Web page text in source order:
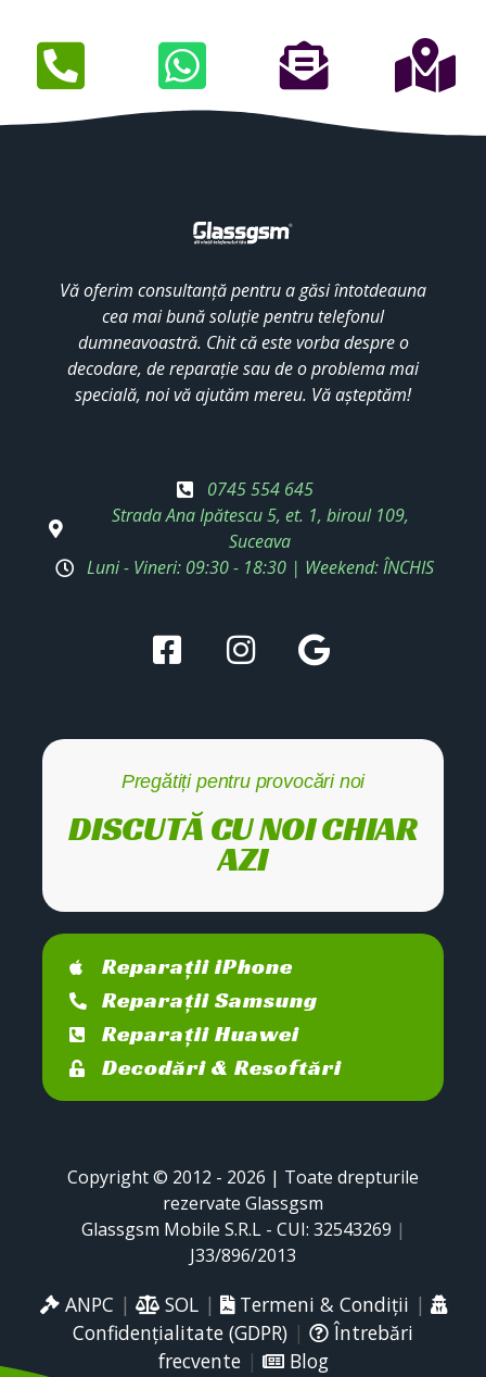
Vă oferim consultanță pentru a găsi întotdeauna
cea mai bună soluție pentru telefonul
dumneavoastră. Chit că este vorba despre o
decodare, de reparație sau de o problema mai
specială, noi vă ajutăm mereu. Vă așteptăm!
0745 554 645
Strada Ana Ipătescu 5, et. 1, biroul 109,
Suceava
Luni - Vineri: 09:30 - 18:30 | Weekend: ÎNCHIS
Pregătiți pentru provocări noi
DISCUTĂ CU NOI CHIAR
AZI
Reparații iPhone
Reparații Samsung
Reparații Huawei
Decodări & Resoftări
Copyright © 2012 - 2026 | Toate drepturile
rezervate Glassgsm
Glassgsm Mobile S.R.L - CUI: 32543269 |
J33/896/2013
ANPC | SOL| Termeni & Condiții |
Confidențialitate (GDPR) |
Întrebări
frecvente| Blog